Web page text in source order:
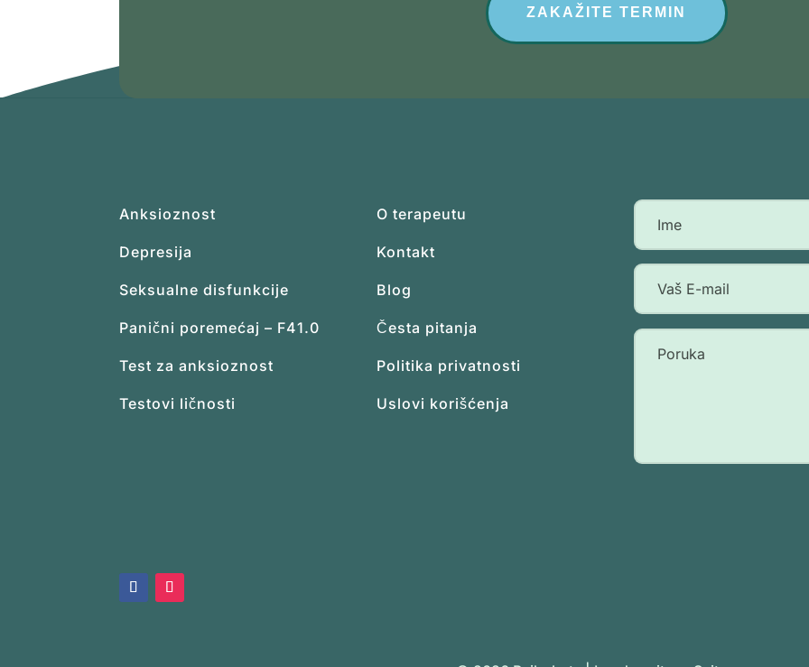
ZAKAŽITE TERMIN
Anksioznost
Depresija
Seksualne disfunkcije
Panični poremećaj – F41.0
Test za anksioznost
Testovi ličnosti
O terapeutu
Kontakt
Blog
Česta pitanja
Politika privatnosti
Uslovi korišćenja